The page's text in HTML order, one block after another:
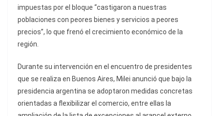
impuestas por el bloque “castigaron a nuestras
poblaciones con peores bienes y servicios a peores
precios”, lo que frenó el crecimiento económico de la
región.
Durante su intervención en el encuentro de presidentes
que se realiza en Buenos Aires, Milei anunció que bajo la
presidencia argentina se adoptaron medidas concretas
orientadas a flexibilizar el comercio, entre ellas la